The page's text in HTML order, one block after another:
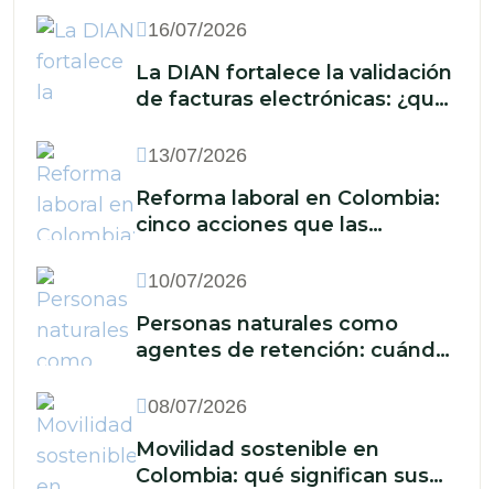
escenario económico
16/07/2026
La DIAN fortalece la validación
de facturas electrónicas: ¿qué
13/07/2026
Reforma laboral en Colombia:
cinco acciones que las
frente a la reducción de la
10/07/2026
Personas naturales como
agentes de retención: cuándo
hacer
08/07/2026
Movilidad sostenible en
Colombia: qué significan sus